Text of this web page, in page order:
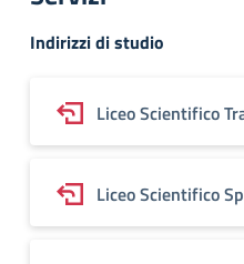
Indirizzi di studio
Liceo Scientifico
Liceo Scientifico